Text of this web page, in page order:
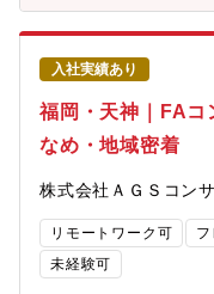
信、ロビー活動【携わ
ケア・医療関連コンサ
確認ください
https://www.nri.com/jp/
力】・クライアント企業
に関わる課題をディス
織の中でどのように解決
のM&Aや提携を実行する
企業などからの反応もあ
あります。・プロジェ
や、顧客企業のチーム
案内させていただきま
部門や専門領域を越え
お客様に価値を提供して
向やキャリアビジョンに
を横断した多様なキャリ
ンコンサルティング（
理、販売・サービス・
イアントの各領域に特化
を横断してプロジェクト
ースを身に着けること
ング（業界別チーム）
ィングのキャリアを築き
入社実績あり
福岡・天神｜FAコ
なめ・地域密着
株式会社ＡＧＳコン
リモートワーク可
未経験可